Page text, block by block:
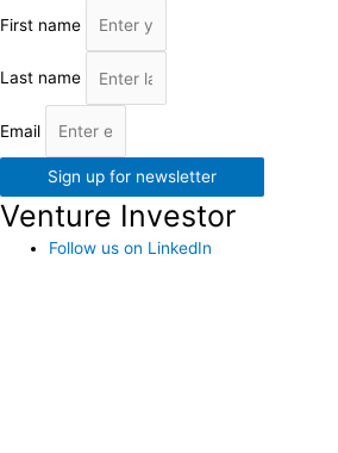
First name
Last name
Email
Sign up for newsletter
Venture Investor
Follow us on LinkedIn